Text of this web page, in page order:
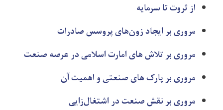
از ثروت تا سرمایه
مروری بر ایجاد زون‌های پروسس صادرات
مروری بر تلاش های امارت اسلامی در عرصه صنعت
مروری بر پارک های صنعتی و اهمیت آن
مروری بر نقش صنعت در اشتغال‌زایی